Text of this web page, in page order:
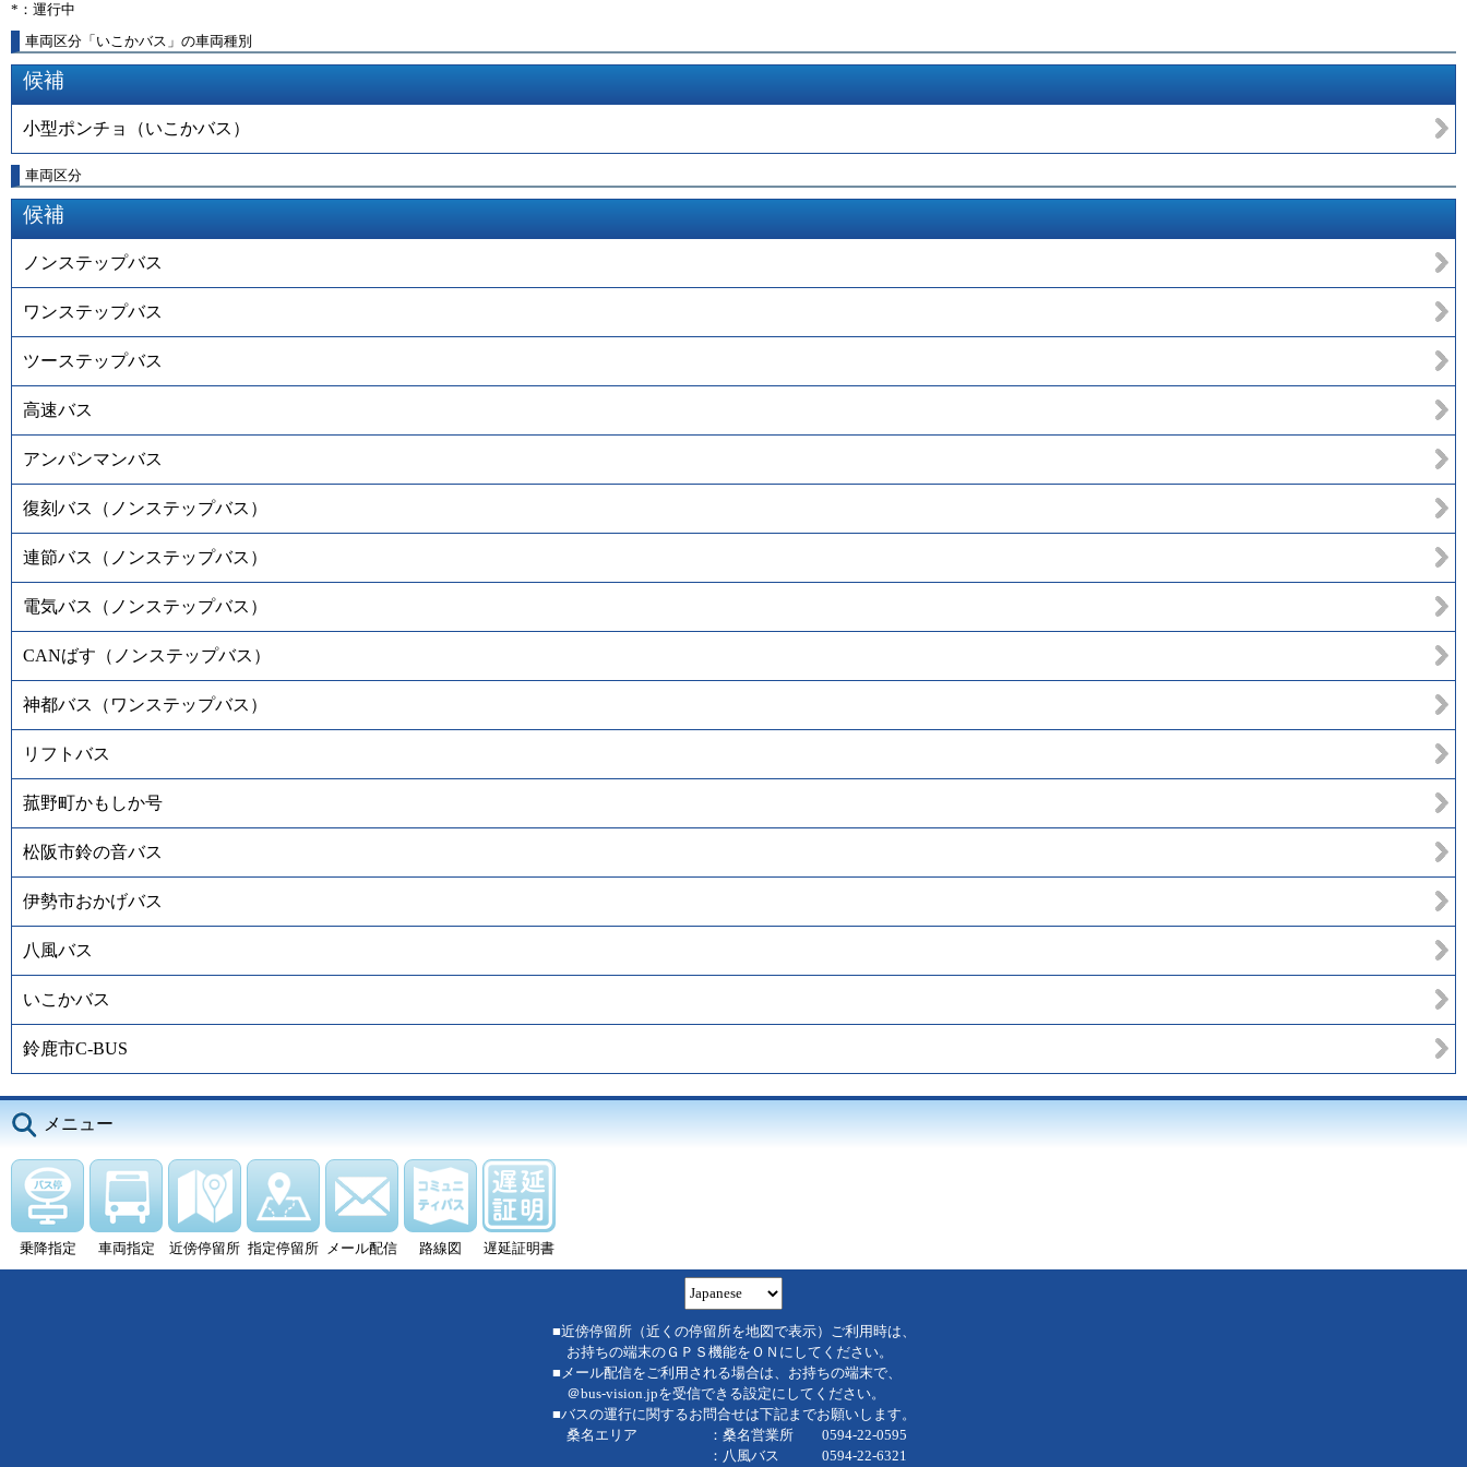
*：運行中
車両区分「いこかバス」の車両種別
候補
小型ポンチョ（いこかバス）
車両区分
候補
ノンステップバス
ワンステップバス
ツーステップバス
高速バス
アンパンマンバス
復刻バス（ノンステップバス）
連節バス（ノンステップバス）
電気バス（ノンステップバス）
CANばす（ノンステップバス）
神都バス（ワンステップバス）
リフトバス
菰野町かもしか号
松阪市鈴の音バス
伊勢市おかげバス
八風バス
いこかバス
鈴鹿市C-BUS
メニュー
乗降指定 車両指定 近傍停留所 指定停留所 メール配信 路線図 遅延証明書
■近傍停留所（近くの停留所を地図で表示）ご利用時は、
お持ちの端末のＧＰＳ機能をＯＮにしてください。
■メール配信をご利用される場合は、お持ちの端末で、
＠bus-vision.jpを受信できる設定にしてください。
■バスの運行に関するお問合せは下記までお願いします。
桑名エリア ：桑名営業所 0594-22-0595
：八風バス 0594-22-6321